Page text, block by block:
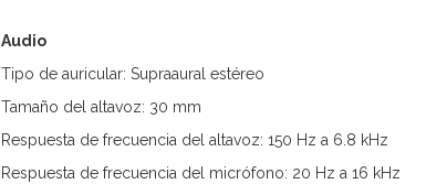
Audio
Tipo de auricular: Supraaural estéreo
Tamaño del altavoz: 30 mm
Respuesta de frecuencia del altavoz: 150 Hz a 6.8 kHz
Respuesta de frecuencia del micrófono: 20 Hz a 16 kHz